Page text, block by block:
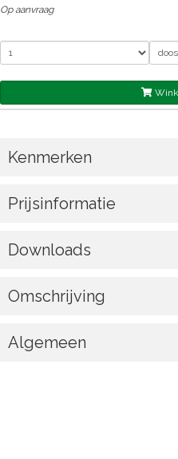
Op aanvraag
Kenmerken
Prijsinformatie
Downloads
Omschrijving
Algemeen